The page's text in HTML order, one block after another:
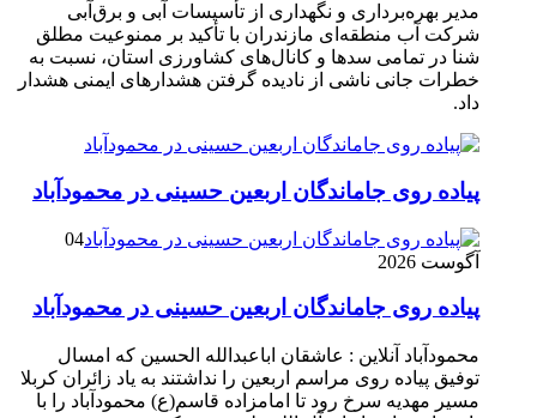
مدیر بهره‌برداری و نگهداری از تأسیسات آبی و برق‌آبی
شرکت آب منطقه‌ای مازندران با تأکید بر ممنوعیت مطلق
شنا در تمامی سدها و کانال‌های کشاورزی استان، نسبت به
خطرات جانی ناشی از نادیده گرفتن هشدارهای ایمنی هشدار
داد.
پیاده روی جاماندگان اربعین حسینی در محمودآباد
04
آگوست 2026
پیاده روی جاماندگان اربعین حسینی در محمودآباد
محمودآباد آنلاین : عاشقان اباعبدالله الحسین که امسال
توفیق پیاده روی مراسم اربعین را نداشتند به یاد زائران کربلا
مسیر مهدیه سرخ رود تا امامزاده قاسم(ع) محمودآباد را با